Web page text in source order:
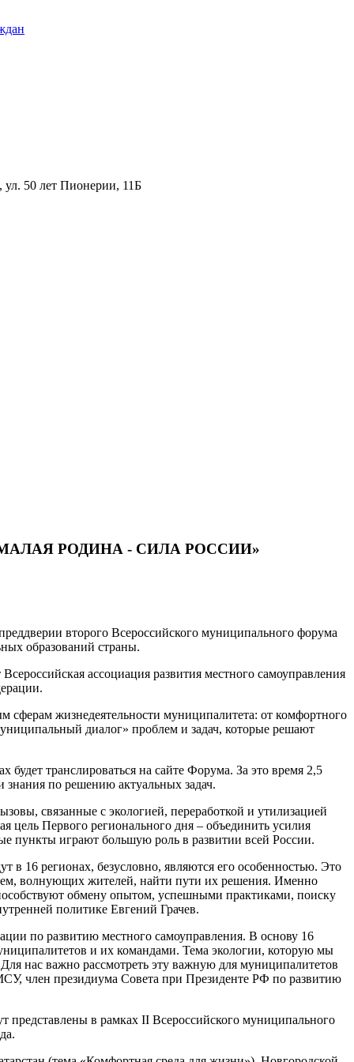
50 лет Пионерии, 11Б
«МАЛАЯ РОДИНА - СИЛА РОССИИ»
второго Всероссийского муниципального форума
образований страны.
ассоциация развития местного самоуправления
сферам жизнедеятельности муниципалитета: от комфортного
диалог» проблем и задач, которые решают
транслироваться на сайте Форума. За это время 2,5
по решению актуальных задач.
связанные с экологией, переработкой и утилизацией
цель Первого регионального дня – объединить усилия
пункты играют большую роль в развитии всей России.
16 регионах, безусловно, являются его особенностью. Это
волнующих жителей, найти пути их решения. Именно
обмену опытом, успешными практиками, поиску
политике Евгений Грачев.
по развитию местного самоуправления. В основу 16
и их командами. Тема экологии, которую мы
нас важно рассмотреть эту важную для муниципалитетов
член президиума Совета при Президенте РФ по развитию
представлены в рамках II Всероссийского муниципального